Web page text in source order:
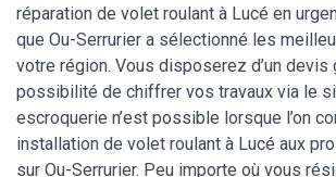
réparation de volet roulant à Lucé en
que Ou-Serrurier a sélectionné les
votre région. Vous disposerez d’un devis
possibilité de chiffrer vos travaux via le
escroquerie n’est possible lorsque l’on
installation de volet roulant à Lucé aux
sur Ou-Serrurier. Peu importe où vous